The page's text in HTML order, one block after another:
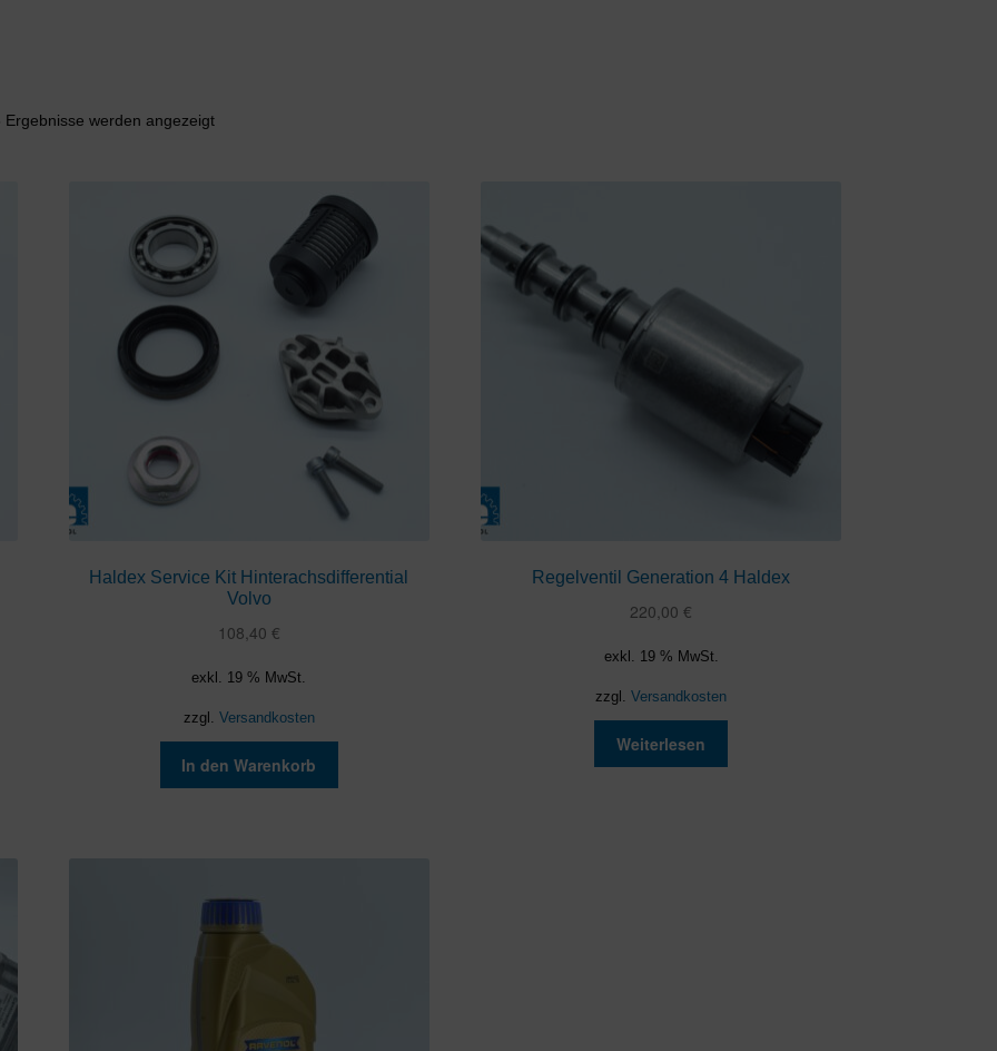
Ergebnisse werden angezeigtNach
Haldex Service Kit Hinterachsdifferential
Volvo
108,40 €
exkl. 19 % MwSt.
zzgl. Versandkosten
In den Warenkorb
Regelventil Generation 4 Haldex
220,00€
exkl. 19 % MwSt.
zzgl.Versandkosten
Weiterlesen